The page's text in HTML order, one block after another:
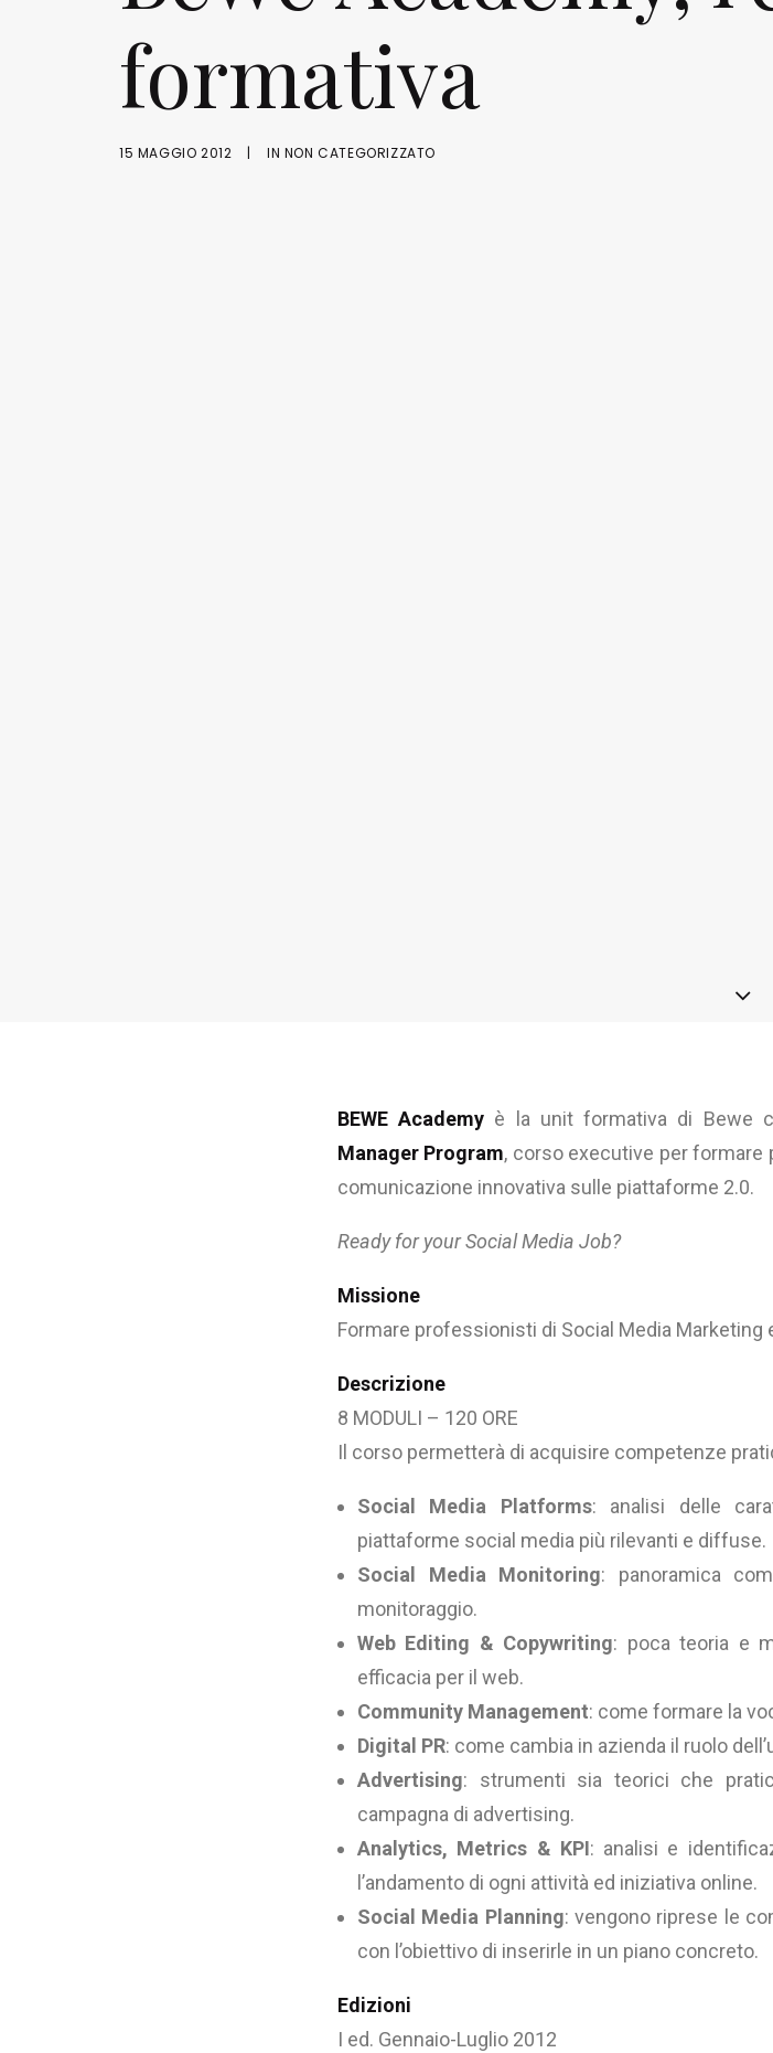
formativa
15 MAGGIO 2012 | IN NON CATEGORIZZATO
BEWE Academy è la unit formativa di Bewe
Manager Program, corso executive per
comunicazione innovativa sulle piattaforme 2.0.
Ready for your Social Media Job?
Missione
Formare professionisti di Social Media Marketing
Descrizione
8 MODULI – 120 ORE
Il corso permetterà di acquisire competenze
Social Media Platforms: analisi delle
piattaforme social media più rilevanti e diffuse.
Social Media Monitoring: panoramica
monitoraggio.
Web Editing & Copywriting: poca teoria e
efficacia per il web.
Community Management: come formare la
Digital PR: come cambia in azienda il ruolo
Advertising: strumenti sia teorici che
campagna di advertising.
Analytics, Metrics & KPI: analisi e
l’andamento di ogni attività ed iniziativa online.
Social Media Planning: vengono riprese le
con l’obiettivo di inserirle in un piano concreto.
Edizioni
I ed. Gennaio-Luglio 2012